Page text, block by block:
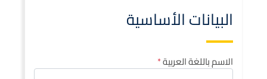
البيانات الأساسية
الاسم باللغة العربية